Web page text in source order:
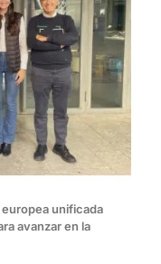
europea unificada
avanzar en la